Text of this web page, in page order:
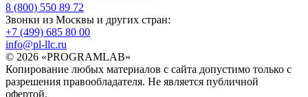
8 (800) 550 89 72
Звонки из Москвы и других стран:
+7 (499) 685 80 00
info@pl-llc.ru
© 2026 «PROGRAMLAB»
Копирование любых материалов с сайта допустимо только с
разрешения правообладателя. Не является публичной
офертой.